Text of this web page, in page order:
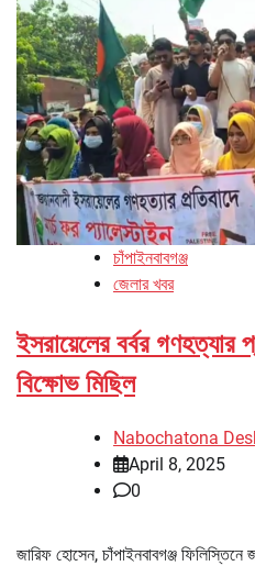
চাঁপাইনবাবগঞ্জ
জেলার খবর
ইসরায়েলের বর্বর গণহত্যার
বিক্ষোভ মিছিল
Nabochatona
April 8, 2025
0
জারিফ হোসেন, চাঁপাইনবাবগঞ্জ ফিলিস্তিনে